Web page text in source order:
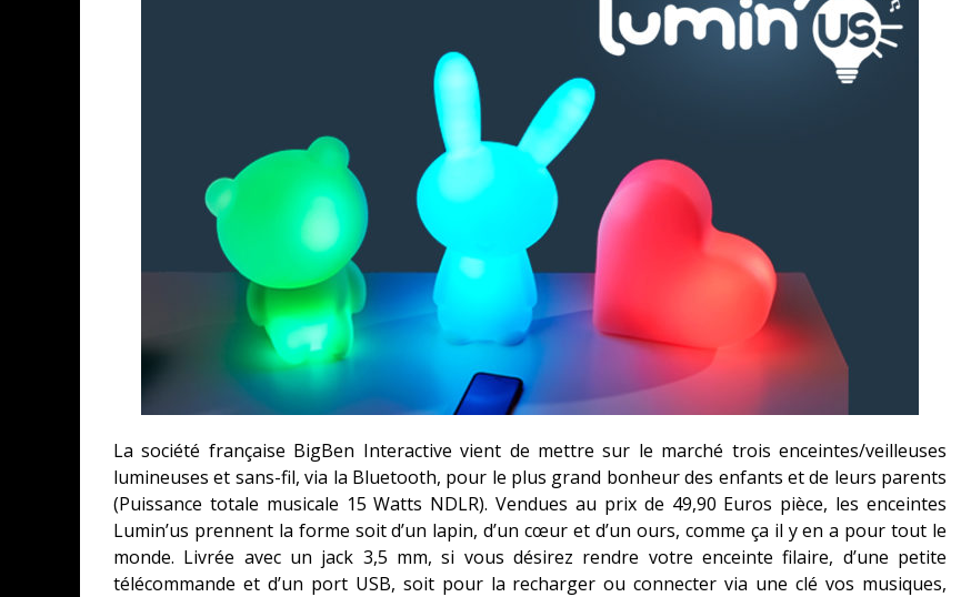
« MOFUSAND / PARLER JAPONAIS » – DES EXPRESSIONS PRATIQUES !
ASSASSIN'S CREED BLACK FLAG RESYNCED
« LE VENT DAND LES SAULES » - UNE BELLE HISTOIRE !
SPLATOON RAIDERS
La société française BigBen Interactive vient de mettre sur le marché trois enceintes/veilleuses
lumineuses et sans-fil, via la Bluetooth, pour le plus grand bonheur des enfants et de leurs parents
(Puissance totale musicale 15 Watts NDLR). Vendues au prix de 49,90 Euros pièce, les enceintes
Lumin’us prennent la forme soit d’un lapin, d’un cœur et d’un ours, comme ça il y en a pour tout le
monde. Livrée avec un jack 3,5 mm, si vous désirez rendre votre enceinte filaire, d’une petite
télécommande et d’un port USB, soit pour la recharger ou connecter via une clé vos musiques,